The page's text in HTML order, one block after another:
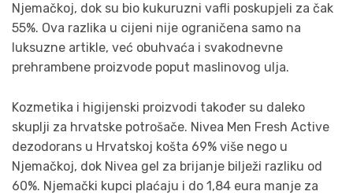
Njemačkoj, dok su bio kukuruzni vafli poskupjeli za čak
55%. Ova razlika u cijeni nije ograničena samo na
luksuzne artikle, već obuhvaća i svakodnevne
prehrambene proizvode poput maslinovog ulja.
Kozmetika i higijenski proizvodi također su daleko
skuplji za hrvatske potrošače. Nivea Men Fresh Active
dezodorans u Hrvatskoj košta 69% više nego u
Njemačkoj, dok Nivea gel za brijanje bilježi razliku od
60%. Njemački kupci plaćaju i do 1,84 eura manje za